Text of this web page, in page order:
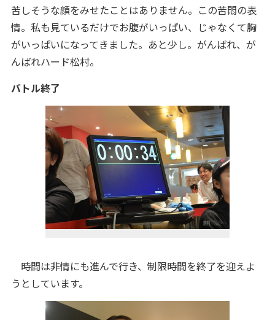
苦しそうな顔をみせたことはありません。この苦悶の表
情。私も見ているだけでお腹がいっぱい、じゃなくて胸
がいっぱいになってきました。 あと少し。 がんばれ、が
んばれハード松村。
バトル終了
時間は非情にも進んで行き、制限時間を終了を迎えよ
うとしています。